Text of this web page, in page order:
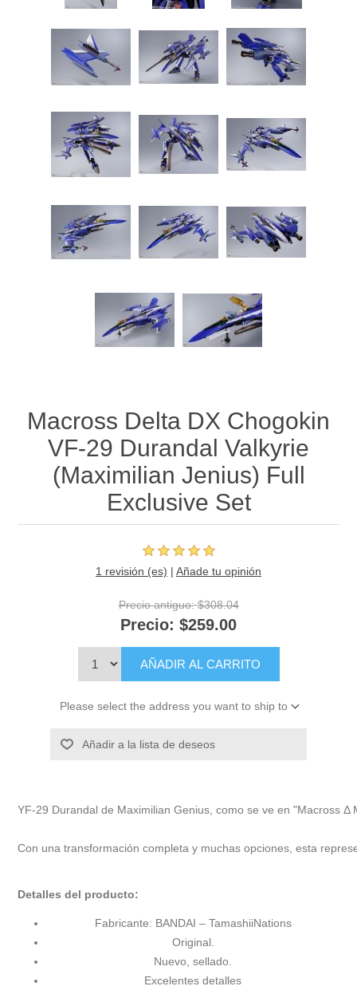
Macross Delta DX Chogokin
VF-29 Durandal Valkyrie
(Maximilian Jenius) Full
Exclusive Set
1 revisión (es) | Añade tu opinión
Precio antiguo: $308.04
Precio: $259.00
AÑADIR AL CARRITO
Please select the address you want to ship to
Añadir a la lista de deseos
YF-29 Durandal de Maximilian Genius, como se ve en "Macross
Con una transformación completa y muchas opciones, esta
Detalles del producto:
Fabricante: BANDAI – TamashiiNations
Original.
Nuevo, sellado.
Excelentes detalles